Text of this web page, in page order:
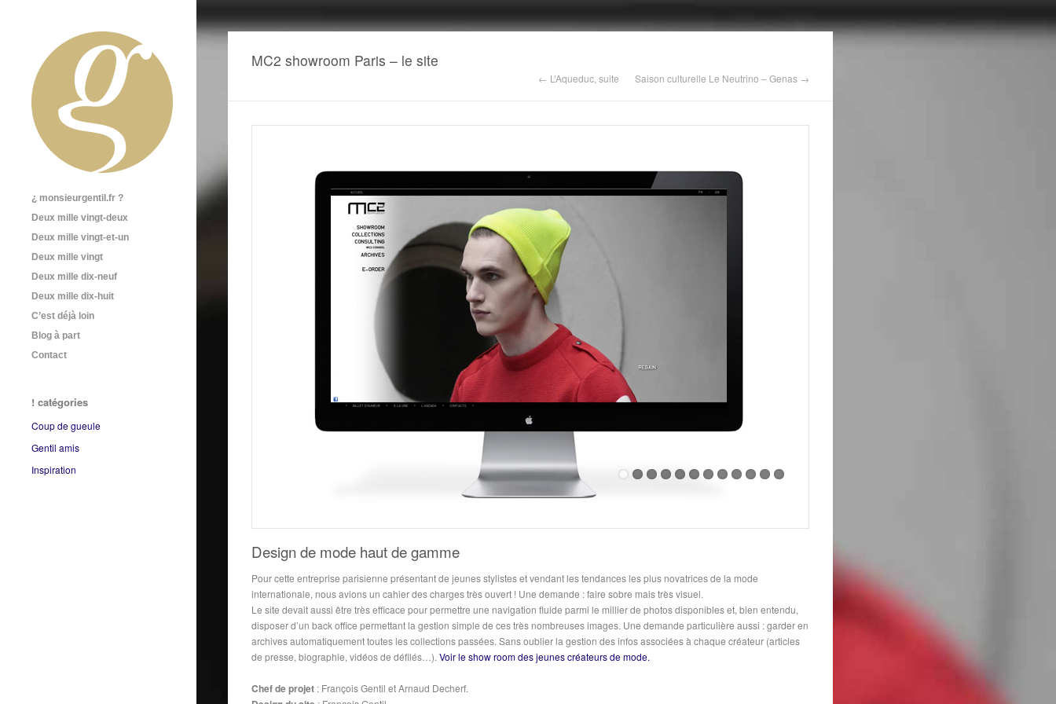
¿ monsieurgentil.fr ?
Deux mille vingt-deux
Deux mille vingt-et-un
Deux mille vingt
Deux mille dix-neuf
Deux mille dix-huit
C’est déjà loin
Blog à part
Contact
! catégories
Coup de gueule
Gentil amis
Inspiration
MC2 showroom Paris – le site
← L’Aqueduc, suite Saison culturelle Le Neutrino – Genas →
Design de mode haut de gamme
Pour cette entreprise parisienne présentant de jeunes stylistes et vendant les tendances les plus novatrices de la mode
internationale, nous avions un cahier des charges très ouvert ! Une demande : faire sobre mais très visuel.
Le site devait aussi être très efficace pour permettre une navigation fluide parmi le millier de photos disponibles et, bien entendu,
disposer d’un back office permettant la gestion simple de ces très nombreuses images. Une demande particulière aussi : garder en
archives automatiquement toutes les collections passées. Sans oublier la gestion des infos associées à chaque créateur (articles
de presse, biographie, vidéos de défilés…). Voir le show room des jeunes créateurs de mode.
Chef de projet : François Gentil et Arnaud Decherf.